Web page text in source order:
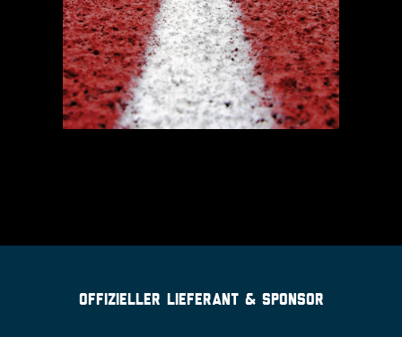
OFFIZIELLER LIEFERANT & SPONSOR